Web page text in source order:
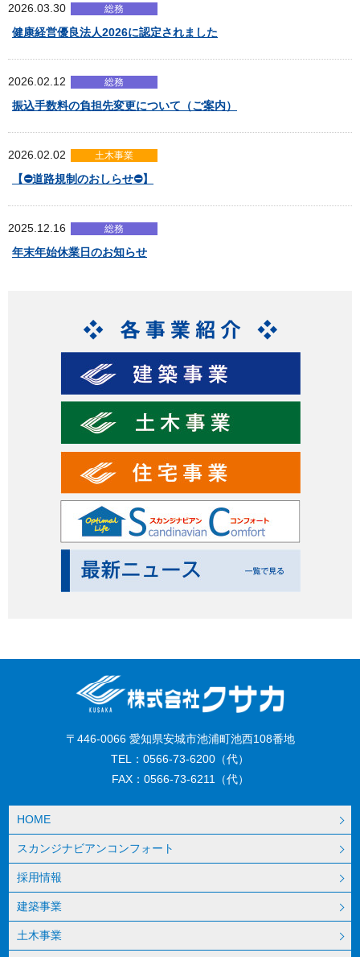
2026.03.30 総務
健康経営優良法人2026に認定されました
2026.02.12 総務
振込手数料の負担先変更について（ご案内）
2026.02.02 土木事業
【⛔道路規制のおしらせ⛔】
2025.12.16 総務
年末年始休業日のお知らせ
〒446-0066 愛知県安城市池浦町池西108番地
TEL：0566-73-6200（代）
FAX：0566-73-6211（代）
HOME
スカンジナビアンコンフォート
採用情報
建築事業
土木事業